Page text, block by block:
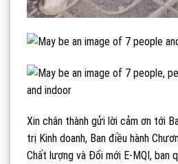
Xin chân thành gửi lời cảm ơn tới
trị Kinh doanh, Ban điều hành
Chất lượng và Đổi mới E-MQI, ban